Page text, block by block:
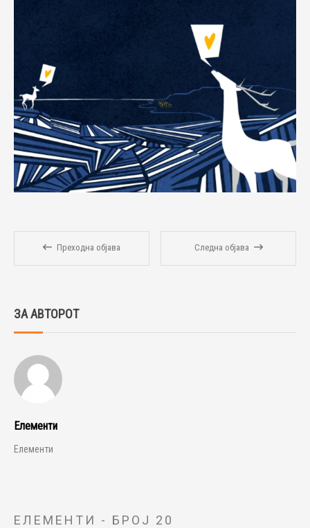
Преходна објава Следна објава
ЗА АВТОРОТ
Елементи
Елементи
ЕЛЕМЕНТИ - БРОЈ 20